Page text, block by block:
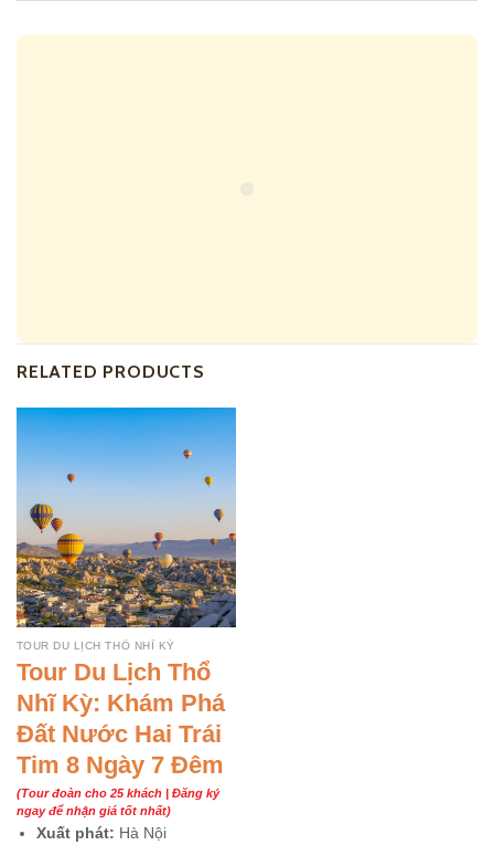
RELATED PRODUCTS
TOUR DU LỊCH THỔ NHĨ KỲ
Tour Du Lịch Thổ
Nhĩ Kỳ: Khám Phá
Đất Nước Hai Trái
Tim 8 Ngày 7 Đêm
(Tour đoàn cho 25 khách | Đăng ký
ngay để nhận giá tốt nhất)
Xuất phát: Hà Nội